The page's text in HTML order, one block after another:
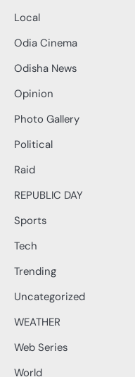
Local
Odia Cinema
Odisha News
Opinion
Photo Gallery
Political
Raid
REPUBLIC DAY
Sports
Tech
Trending
Uncategorized
WEATHER
Web Series
World